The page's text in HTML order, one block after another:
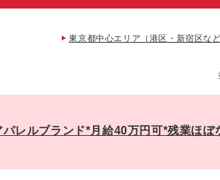
東京都中心エリア（港区・新宿区な
レルブランド*月給40万円可*残業ほぼ